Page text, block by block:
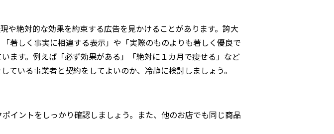
や絶対的な効果を約束する広告を見かけることがあります。誇大
著しく事実に相違する表示」や「実際のものよりも著しく優良で
ます。例えば「必ず効果がある」「絶対に１カ月で痩せる」など
いる事業者と契約をしてよいのか、冷静に検討しましょう。
イントをしっかり確認しましょう。また、他のお店でも同じ商品